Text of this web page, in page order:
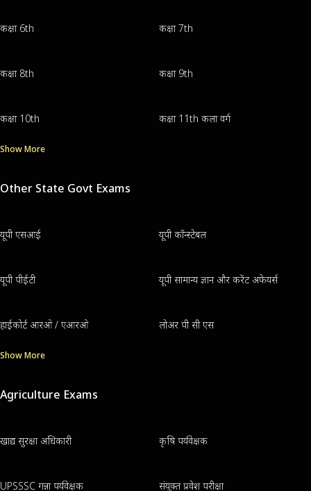
कक्षा 6th कक्षा 7th
कक्षा 8th कक्षा 9th
कक्षा 10th कक्षा 11th कला वर्ग
Show More
Other State Govt Exams
यूपी एसआई यूपी कॉन्स्टेबल
यूपी पीईटी यूपी सामान्य ज्ञान और करेंट अफेयर्स
हाईकोर्ट आरओ / एआरओ लोअर पी सी एस
Show More
Agriculture Exams
खाद्य सुरक्षा अधिकारी कृषि पर्यवेक्षक
UPSSSC गन्ना पर्यवेक्षक संयुक्त प्रवेश परीक्षा